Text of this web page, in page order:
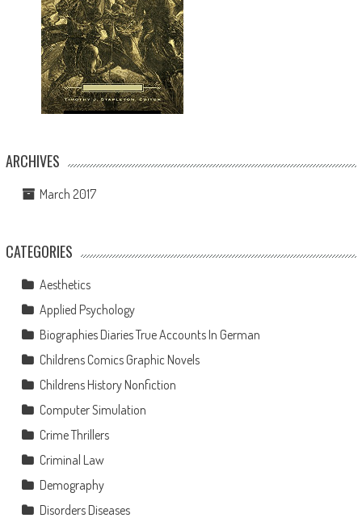
ARCHIVES
March 2017
CATEGORIES
Aesthetics
Applied Psychology
Biographies Diaries True Accounts In German
Childrens Comics Graphic Novels
Childrens History Nonfiction
Computer Simulation
Crime Thrillers
Criminal Law
Demography
Disorders Diseases